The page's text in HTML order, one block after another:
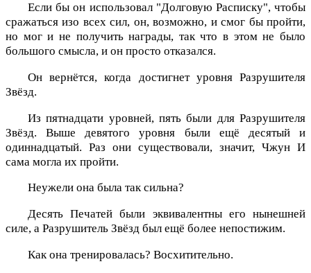
Если бы он использовал "Долговую Расписку", чтобы
сражаться изо всех сил, он, возможно, и смог бы пройти,
но мог и не получить награды, так что в этом не было
большого смысла, и он просто отказался.
Он вернётся, когда достигнет уровня Разрушителя
Звёзд.
Из пятнадцати уровней, пять были для Разрушителя
Звёзд. Выше девятого уровня были ещё десятый и
одиннадцатый. Раз они существовали, значит, Чжун И
сама могла их пройти.
Неужели она была так сильна?
Десять Печатей были эквивалентны его нынешней
силе, а Разрушитель Звёзд был ещё более непостижим.
Как она тренировалась? Восхитительно.